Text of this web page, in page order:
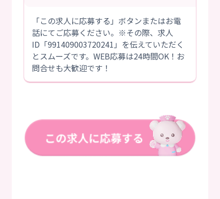
「この求人に応募する」ボタンまたはお電
話にてご応募ください。※その際、求人
ID「991409003720241」を伝えていただく
とスムーズです。WEB応募は24時間OK！お
問合せも大歓迎です！